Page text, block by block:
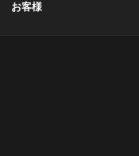
お客様